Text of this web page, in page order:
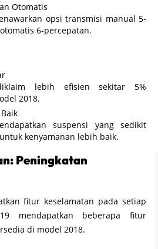
Otomatis
opsi transmisi manual 5-
6-percepatan.
lebih efisien sekitar 5%
2018.
suspensi yang sedikit
kenyamanan lebih baik.
Peningkatan
fitur keselamatan pada setiap
mendapatkan beberapa fitur
di model 2018.